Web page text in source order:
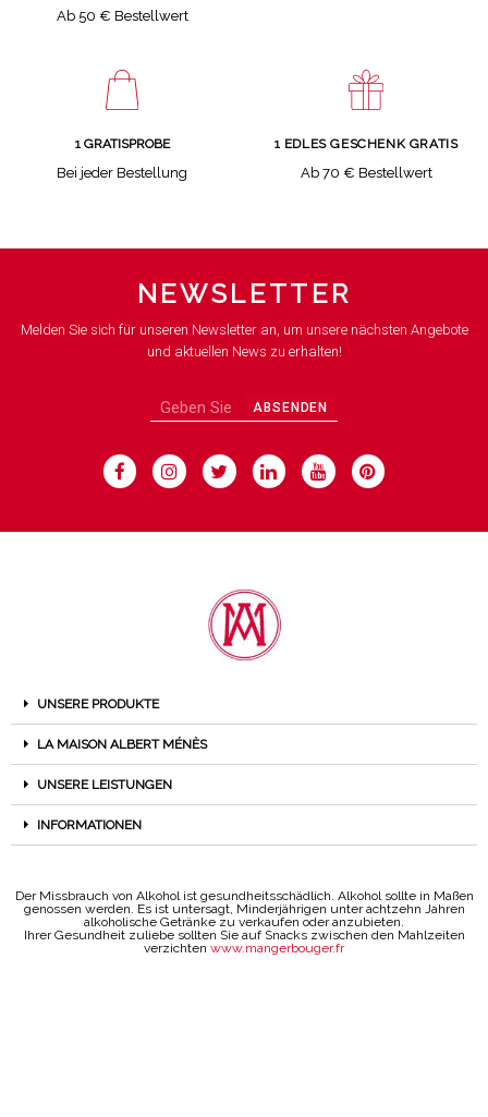
Ab 50 € Bestellwert
1 GRATISPROBE
Bei jeder Bestellung
1 EDLES GESCHENK GRATIS
Ab 70 € Bestellwert
NEWSLETTER
Melden Sie sich für unseren Newsletter an, um unsere nächsten Angebote
und aktuellen News zu erhalten!
ABSENDEN
UNSERE PRODUKTE
LA MAISON ALBERT MÉNÈS
UNSERE LEISTUNGEN
INFORMATIONEN
Der Missbrauch von Alkohol ist gesundheitsschädlich. Alkohol sollte in Maßen
genossen werden. Es ist untersagt, Minderjährigen unter achtzehn Jahren
alkoholische Getränke zu verkaufen oder anzubieten.
Ihrer Gesundheit zuliebe sollten Sie auf Snacks zwischen den Mahlzeiten
verzichten www.mangerbouger.fr